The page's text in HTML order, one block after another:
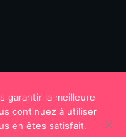
garantir la meilleure
continuez à utiliser
en êtes satisfait.